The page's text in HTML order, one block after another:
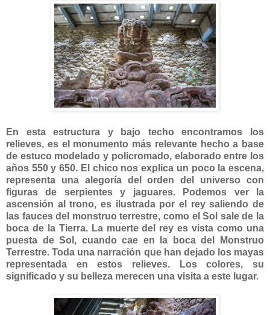
En esta estructura y bajo techo encontramos los
relieves, es el monumento más relevante hecho a base
de estuco modelado y policromado, elaborado entre los
años 550 y 650. El chico nos explica un poco la escena,
representa una alegoría del orden del universo con
figuras de serpientes y jaguares. Podemos ver la
ascensión al trono, es ilustrada por el rey saliendo de
las fauces del monstruo terrestre, como el Sol sale de la
boca de la Tierra. La muerte del rey es vista como una
puesta de Sol, cuando cae en la boca del Monstruo
Terrestre. Toda una narración que han dejado los mayas
representada en estos relieves. Los colores, su
significado y su belleza merecen una visita a este lugar.